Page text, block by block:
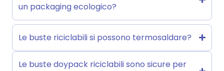
un packaging ecologico?
Le buste riciclabili si possono termosaldare?
Le buste doypack riciclabili sono sicure per